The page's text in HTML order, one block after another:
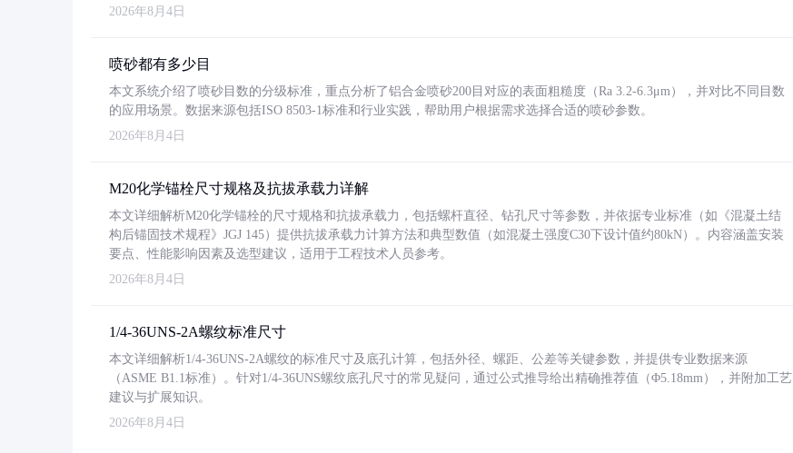
2026年8月4日
喷砂都有多少目
本文系统介绍了喷砂目数的分级标准，重点分析了铝合金喷砂200目对应的表面粗糙度（Ra 3.2-6.3μm），并对比不同目数
的应用场景。数据来源包括ISO 8503-1标准和行业实践，帮助用户根据需求选择合适的喷砂参数。
2026年8月4日
M20化学锚栓尺寸规格及抗拔承载力详解
本文详细解析M20化学锚栓的尺寸规格和抗拔承载力，包括螺杆直径、钻孔尺寸等参数，并依据专业标准（如《混凝土结
构后锚固技术规程》JGJ 145）提供抗拔承载力计算方法和典型数值（如混凝土强度C30下设计值约80kN）。内容涵盖安装
要点、性能影响因素及选型建议，适用于工程技术人员参考。
2026年8月4日
1/4-36UNS-2A螺纹标准尺寸
本文详细解析1/4-36UNS-2A螺纹的标准尺寸及底孔计算，包括外径、螺距、公差等关键参数，并提供专业数据来源
（ASME B1.1标准）。针对1/4-36UNS螺纹底孔尺寸的常见疑问，通过公式推导给出精确推荐值（Φ5.18mm），并附加工艺
建议与扩展知识。
2026年8月4日